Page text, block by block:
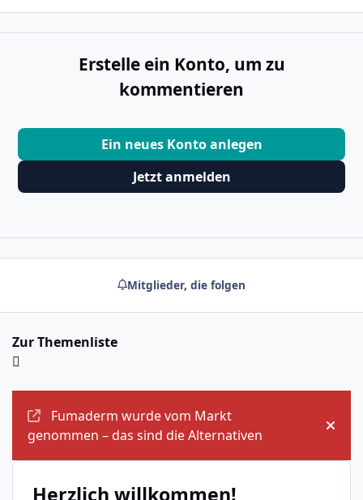
Erstelle ein Konto, um zu
kommentieren
Ein neues Konto anlegen
Jetzt anmelden
Mitglieder, die folgen
Zur Themenliste
Fumaderm wurde vom Markt
genommen – das sind die Alternativen
Herzlich willkommen!